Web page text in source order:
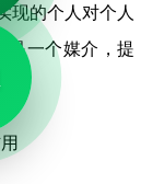
现的个人对个人
是一个媒介，提